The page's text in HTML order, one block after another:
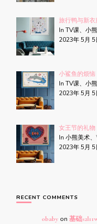
旅行鸭与新衣
In TV课、小
2023年 5月 5
小鲨鱼的烦恼
In TV课、小
2023年 5月 5
女王节的礼物
In 小熊美术
2023年 5月 5
RECENT COMMENTS
obaby on 基础